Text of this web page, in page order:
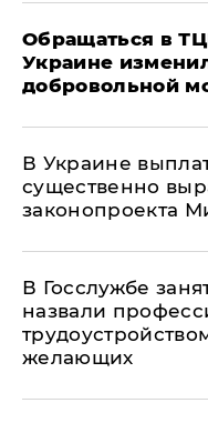
Обращаться в
Украине
добровольной
В Украине
существенно
законопроекта
В Госслужбе
назвали
желающих